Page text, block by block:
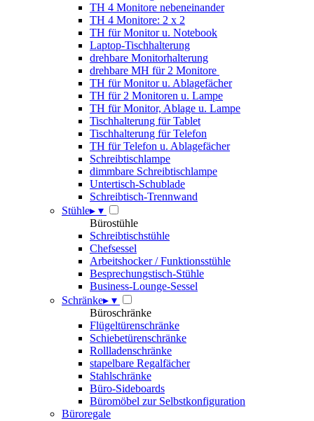
TH 4 Monitore nebeneinander
TH 4 Monitore: 2 x 2
TH für Monitor u. Notebook
Laptop-Tischhalterung
drehbare Monitorhalterung
drehbare MH für 2 Monitore
TH für Monitor u. Ablagefächer
TH für 2 Monitoren u. Lampe
TH für Monitor, Ablage u. Lampe
Tischhalterung für Tablet
Tischhalterung für Telefon
TH für Telefon u. Ablagefächer
Schreibtischlampe
dimmbare Schreibtischlampe
Untertisch-Schublade
Schreibtisch-Trennwand
Stühle▸ ▾
Bürostühle
Schreibtischstühle
Chefsessel
Arbeitshocker / Funktionsstühle
Besprechungstisch-Stühle
Business-Lounge-Sessel
Schränke▸ ▾
Büroschränke
Flügeltürenschränke
Schiebetürenschränke
Rollladenschränke
stapelbare Regalfächer
Stahlschränke
Büro-Sideboards
Büromöbel zur Selbstkonfiguration
Büroregale